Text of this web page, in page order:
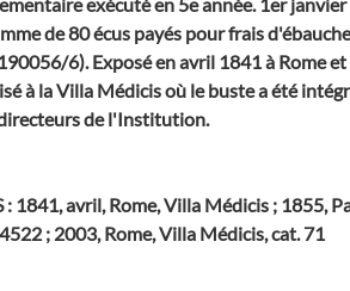
de 80 écus payés pour frais
6). Exposé en avril 1841 à Rome
à la Villa Médicis où le buste a été
de l'Institution.
: 1841, avril, Rome, Villa Médicis ; 1855,
; 2003, Rome, Villa Médicis, cat. 71